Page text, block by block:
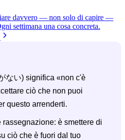
davvero — non solo di capire —
settimana una cosa concreta.
ない) significa «non c'è
ciò che non puoi
questo arrenderti.
rassegnazione: è smettere di
ciò che è fuori dal tuo